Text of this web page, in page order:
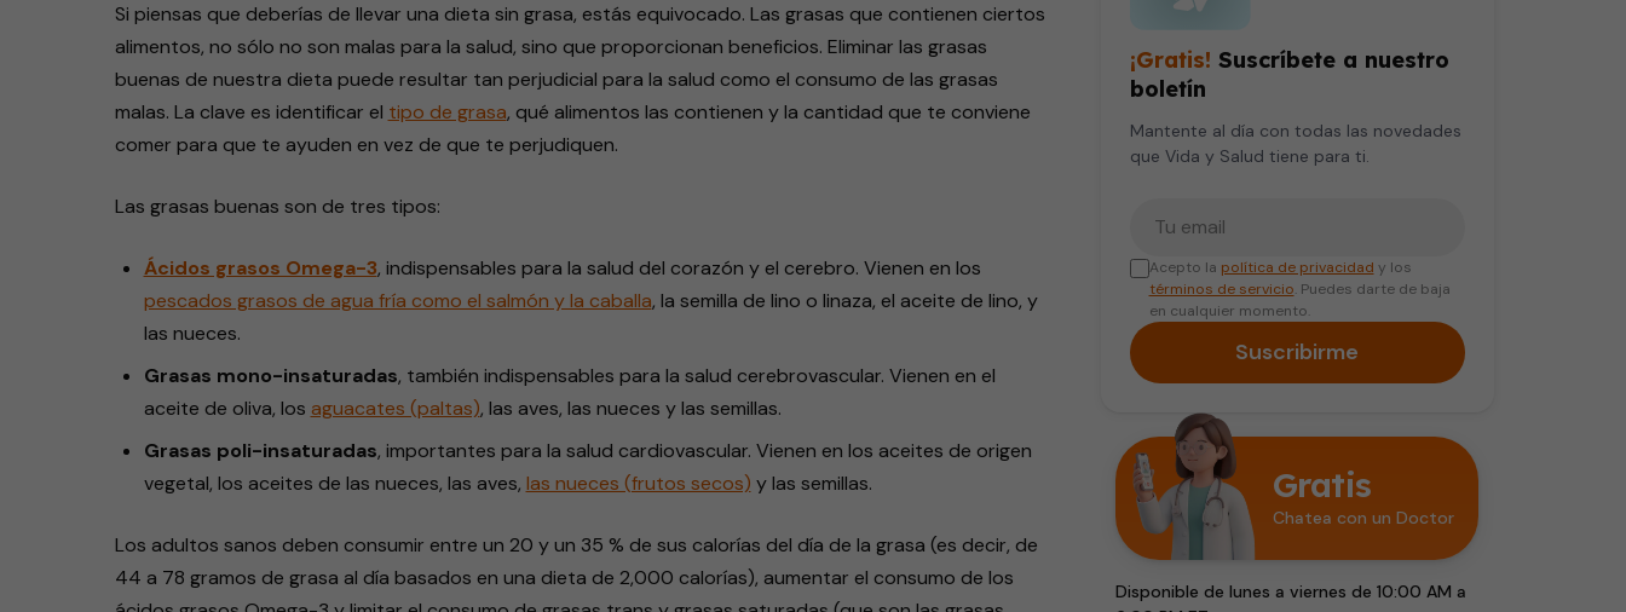
Si piensas que deberías de llevar una dieta sin grasa, estás equivocado. Las grasas que contienen ciertos
alimentos, no sólo no son malas para la salud, sino que proporcionan beneficios. Eliminar las grasas
buenas de nuestra dieta puede resultar tan perjudicial para la salud como el consumo de las grasas
malas. La clave es identificar el tipo de grasa, qué alimentos las contienen y la cantidad que te conviene
comer para que te ayuden en vez de que te perjudiquen.
Las grasas buenas son de tres tipos:
Ácidos grasos Omega-3, indispensables para la salud del corazón y el cerebro. Vienen en los
pescados grasos de agua fría como el salmón y la caballa, la semilla de lino o linaza, el aceite de lino, y
las nueces.
Grasas mono-insaturadas, también indispensables para la salud cerebrovascular. Vienen en el
aceite de oliva, los aguacates (paltas), las aves, las nueces y las semillas.
Grasas poli-insaturadas, importantes para la salud cardiovascular. Vienen en los aceites de origen
vegetal, los aceites de las nueces, las aves, las nueces (frutos secos) y las semillas.
Los adultos sanos deben consumir entre un 20 y un 35 % de sus calorías del día de la grasa (es decir, de
44 a 78 gramos de grasa al día basados en una dieta de 2,000 calorías), aumentar el consumo de los
¡Gratis! Suscríbete a nuestro
boletín
Mantente al día con todas las novedades
que Vida y Salud tiene para ti.
Acepto la política de privacidad y los
términos de servicio. Puedes darte de baja
en cualquier momento.
Suscribirme
Gratis
Chatea con un Doctor
Disponible de lunes a viernes de 10:00 AM a